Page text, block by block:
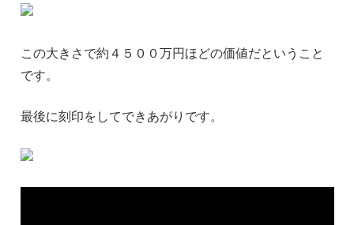
この大きさで約４５００万円ほどの価値だということ
です。
最後に刻印をしてできあがりです。